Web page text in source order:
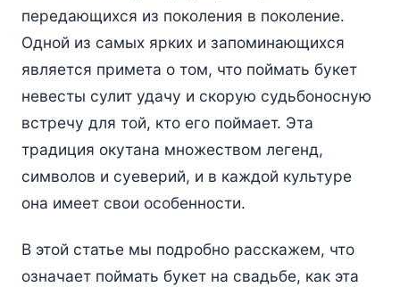
передающихся из поколения в поколение.
Одной из самых ярких и запоминающихся
является примета о том, что поймать букет
невесты сулит удачу и скорую судьбоносную
встречу для той, кто его поймает. Эта
традиция окутана множеством легенд,
символов и суеверий, и в каждой культуре
она имеет свои особенности.
В этой статье мы подробно расскажем, что
означает поймать букет на свадьбе, как эта